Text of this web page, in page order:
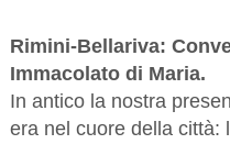
Rimini-Bellariva:
Immacolato di Maria.
In antico la nostra
era nel cuore della città: